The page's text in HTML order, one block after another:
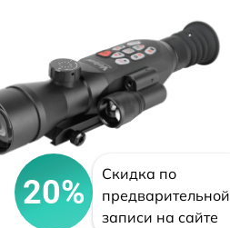
20%
Скидка по
предварительной
записи на сайте